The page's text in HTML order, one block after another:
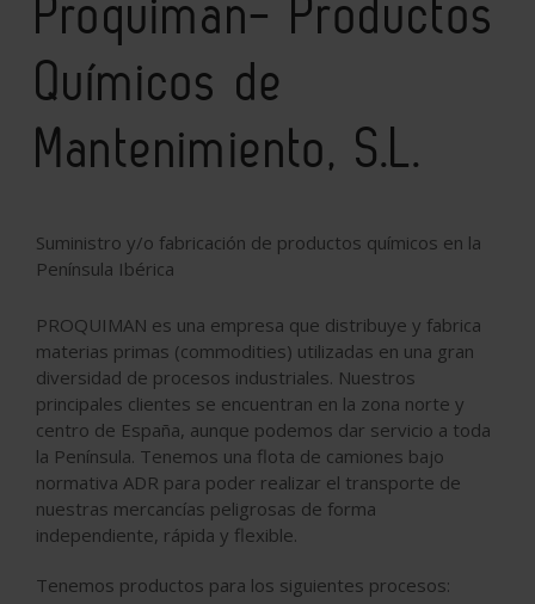
Proquiman- Productos
Químicos de
Mantenimiento, S.L.
Suministro y/o fabricación de productos químicos en la
Península Ibérica
PROQUIMAN es una empresa que distribuye y fabrica
materias primas (commodities) utilizadas en una gran
diversidad de procesos industriales. Nuestros
principales clientes se encuentran en la zona norte y
centro de España, aunque podemos dar servicio a toda
la Península. Tenemos una flota de camiones bajo
normativa ADR para poder realizar el transporte de
nuestras mercancías peligrosas de forma
independiente, rápida y flexible.
Tenemos productos para los siguientes procesos: